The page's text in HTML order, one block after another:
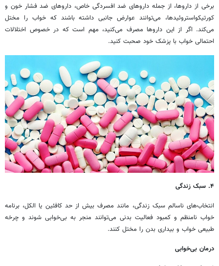
برخی از داروها، از جمله داروهای ضد افسردگی خاص، داروهای ضد فشار خون و
کورتیکواستروئیدها، می‌توانند عوارض جانبی داشته باشند که خواب را مختل
می‌کند. اگر از این داروها مصرف می‌کنید، مهم است که در خصوص اختلالات
احتمالی خواب با پزشک خود صحبت کنید.
۴. سبک زندگی
انتخاب‌های ناسالم سبک زندگی، مانند مصرف بیش از حد کافئین یا الکل، برنامه
خواب نامنظم و کمبود فعالیت بدنی می‌توانند منجر به بی‌خوابی شوند و چرخه
طبیعی خواب و بیداری بدن را مختل کنند.
درمان بی‌خوابی